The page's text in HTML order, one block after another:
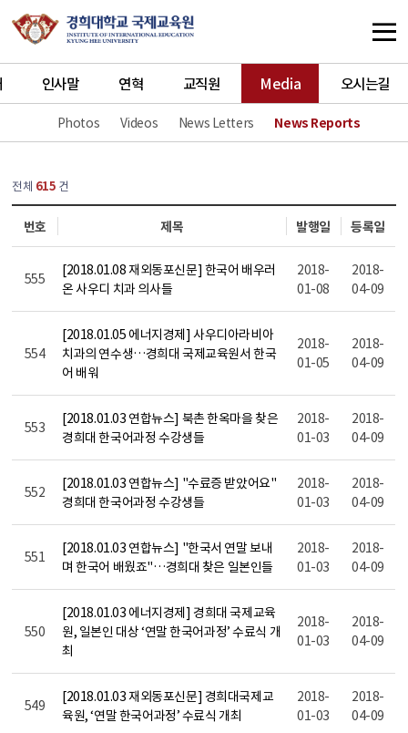
인사말 연혁 교직원 Media
Photos Videos News Letters News Reports
오시는길
전체 615 건
번호 제목 발행일 등록일
555
[2018.01.08 재외동포신문] 한국어 배우러
온 사우디 치과 의사들
2018-
01-08
2018-
04-09
554
[2018.01.05 에너지경제] 사우디아라비아
치과의 연수생…경희대 국제교육원서 한국
어 배워
2018-
01-05
2018-
04-09
553
[2018.01.03 연합뉴스] 북촌 한옥마을 찾은
경희대 한국어과정 수강생들
2018-
01-03
2018-
04-09
552
[2018.01.03 연합뉴스] "수료증 받았어요"
경희대 한국어과정 수강생들
2018-
01-03
2018-
04-09
551
[2018.01.03 연합뉴스] "한국서 연말 보내
며 한국어 배웠죠"…경희대 찾은 일본인들
2018-
01-03
2018-
04-09
550
[2018.01.03 에너지경제] 경희대 국제교육
원, 일본인 대상 ‘연말 한국어과정’ 수료식 개
최
2018-
01-03
2018-
04-09
549
[2018.01.03 재외동포신문] 경희대국제교
육원, ‘연말 한국어과정’ 수료식 개최
2018-
01-03
2018-
04-09